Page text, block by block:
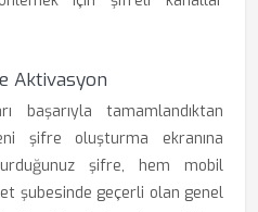
Aktivasyon
başarıyla tamamlandıktan
şifre oluşturma ekranına
şifre, hem mobil
şubesinde geçerli olan genel